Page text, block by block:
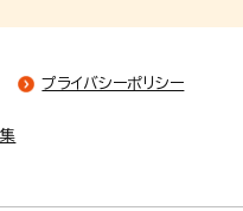
プライバシーポリシー